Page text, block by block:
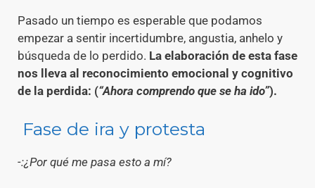
Pasado un tiempo es esperable que podamos
empezar a sentir incertidumbre, angustia, anhelo y
búsqueda de lo perdido. La elaboración de esta fase
nos lleva al reconocimiento emocional y cognitivo
de la perdida: (“Ahora comprendo que se ha ido”).
Fase de ira y protesta
-:¿Por qué me pasa esto a mí?